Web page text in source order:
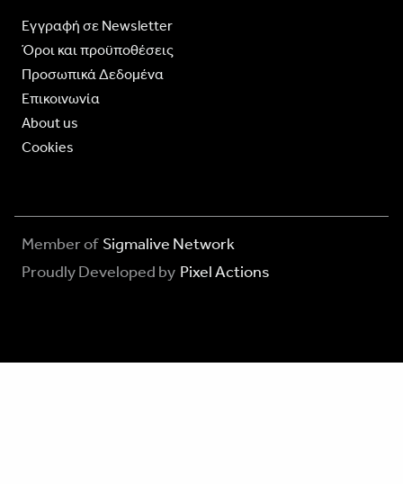
Eγγραφή σε Newsletter
Όροι και προϋποθέσεις
Προσωπικά Δεδομένα
Επικοινωνία
About us
Cookies
Member of Sigmalive Network
Proudly Developed by Pixel Actions